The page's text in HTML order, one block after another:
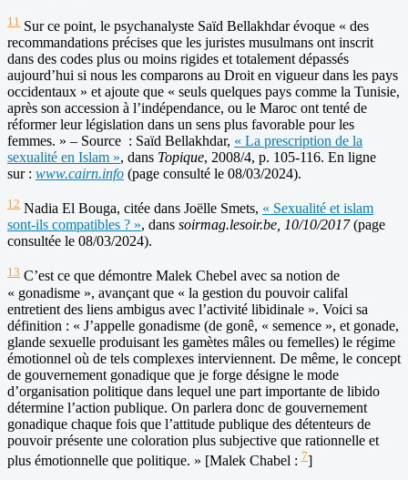
11 Sur ce point, le psychanalyste Saïd Bellakhdar évoque « des
recommandations précises que les juristes musulmans ont inscrit
dans des codes plus ou moins rigides et totalement dépassés
aujourd’hui si nous les comparons au Droit en vigueur dans les pays
occidentaux » et ajoute que « seuls quelques pays comme la Tunisie,
après son accession à l’indépendance, ou le Maroc ont tenté de
réformer leur législation dans un sens plus favorable pour les
femmes. » – Source : Saïd Bellakhdar, « La prescription de la
sexualité en Islam », dans Topique, 2008/4, p. 105-116. En ligne
sur : www.cairn.info (page consulté le 08/03/2024).
12 Nadia El Bouga, citée dans Joëlle Smets, « Sexualité et islam
sont-ils compatibles ? », dans soirmag.lesoir.be, 10/10/2017(page
consultée le 08/03/2024).
13 C’est ce que démontre Malek Chebel avec sa notion de
« gonadisme », avançant que « la gestion du pouvoir califal
entretient des liens ambigus avec l’activité libidinale ». Voici sa
définition : « J’appelle gonadisme (de gonê, « semence », et gonade,
glande sexuelle produisant les gamètes mâles ou femelles) le régime
émotionnel où de tels complexes interviennent. De même, le concept
de gouvernement gonadique que je forge désigne le mode
d’organisation politique dans lequel une part importante de libido
détermine l’action publique. On parlera donc de gouvernement
gonadique chaque fois que l’attitude publique des détenteurs de
pouvoir présente une coloration plus subjective que rationnelle et
plus émotionnelle que politique. » [Malek Chabel : 7]